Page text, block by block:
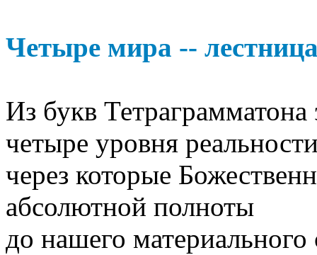
Четыре мира --
Из букв
четыре уровня
через которые
абсолютной полноты
до нашего